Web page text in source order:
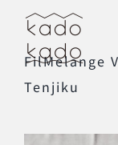
Skip
contentFilMelange
Tenjiku